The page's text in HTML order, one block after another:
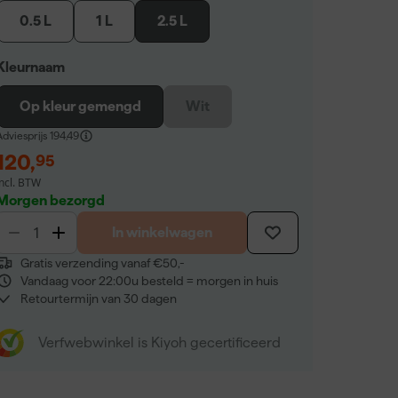
0.5 L 1 L 2.5 L
Op kleur gemengd
194,49
,95
BTW
bezorgd
In winkelwagen
Gratis verzending vanaf €50,-
Vandaag voor 22:00u besteld = morgen in huis
Retourtermijn van 30 dagen
Verfwebwinkel is Kiyoh gecertificeerd